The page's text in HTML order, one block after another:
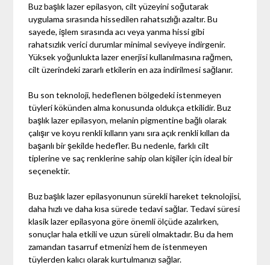
Buz başlık lazer epilasyon, cilt yüzeyini soğutarak
uygulama sırasında hissedilen rahatsızlığı azaltır. Bu
sayede, işlem sırasında acı veya yanma hissi gibi
rahatsızlık verici durumlar minimal seviyeye indirgenir.
Yüksek yoğunlukta lazer enerjisi kullanılmasına rağmen,
cilt üzerindeki zararlı etkilerin en aza indirilmesi sağlanır.
Bu son teknoloji, hedeflenen bölgedeki istenmeyen
tüyleri kökünden alma konusunda oldukça etkilidir. Buz
başlık lazer epilasyon, melanin pigmentine bağlı olarak
çalışır ve koyu renkli kılların yanı sıra açık renkli kılları da
başarılı bir şekilde hedefler. Bu nedenle, farklı cilt
tiplerine ve saç renklerine sahip olan kişiler için ideal bir
seçenektir.
Buz başlık lazer epilasyonunun sürekli hareket teknolojisi,
daha hızlı ve daha kısa sürede tedavi sağlar. Tedavi süresi
klasik lazer epilasyona göre önemli ölçüde azalırken,
sonuçlar hala etkili ve uzun süreli olmaktadır. Bu da hem
zamandan tasarruf etmenizi hem de istenmeyen
tüylerden kalıcı olarak kurtulmanızı sağlar.